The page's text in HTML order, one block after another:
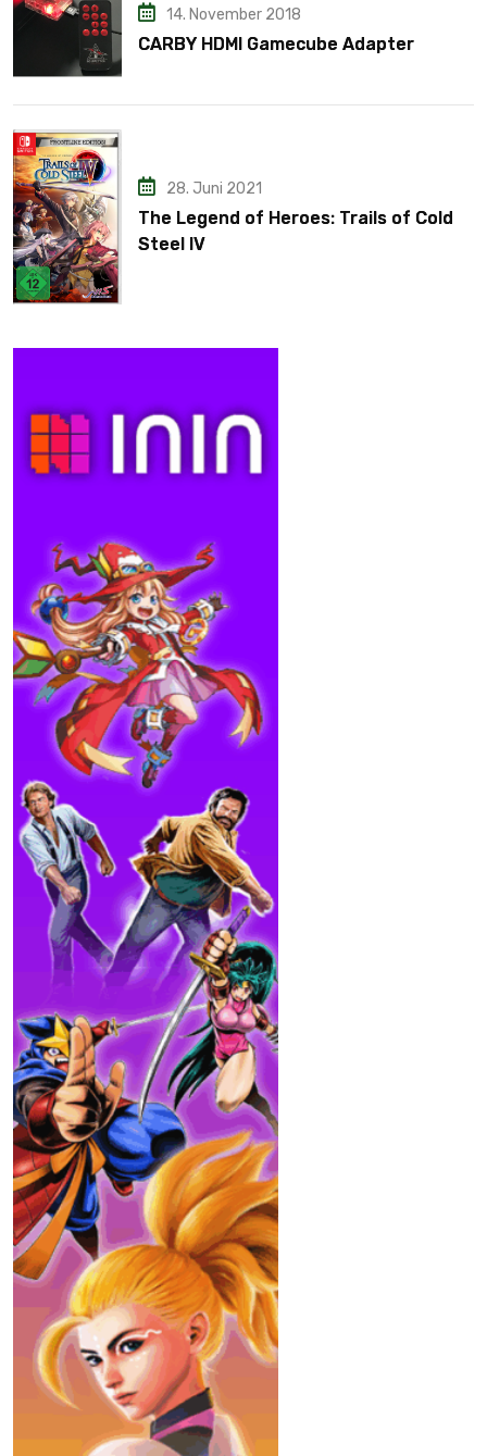
14. November 2018
CARBY HDMI Gamecube Adapter
28. Juni 2021
The Legend of Heroes: Trails of Cold
Steel IV